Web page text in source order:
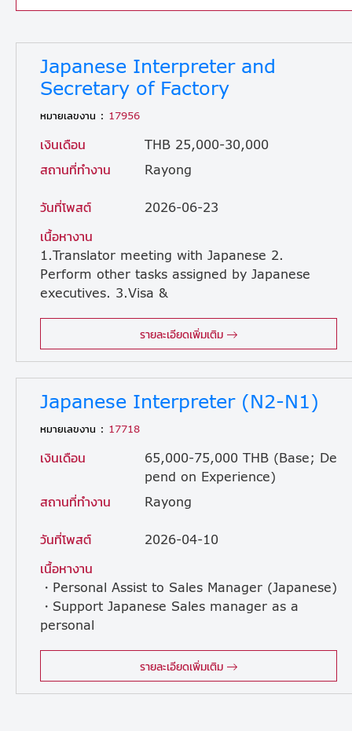
Japanese Interpreter and
Secretary of Factory
หมายเลขงาน : 17956
เงินเดือน
THB 25,000-30,000
สถานที่ทำงาน
Rayong
วันที่โพสต์
2026-06-23
เนื้อหางาน
1.Translator meeting with Japanese 2.
Perform other tasks assigned by Japanese
executives. 3.Visa &
รายละเอียดเพิ่มเติม
Japanese Interpreter (N2-N1)
หมายเลขงาน : 17718
เงินเดือน
65,000-75,000 THB (Base; De
pend on Experience)
สถานที่ทำงาน
Rayong
วันที่โพสต์
2026-04-10
เนื้อหางาน
・Personal Assist to Sales Manager (Japanese)
・Support Japanese Sales manager as a
personal
รายละเอียดเพิ่มเติม